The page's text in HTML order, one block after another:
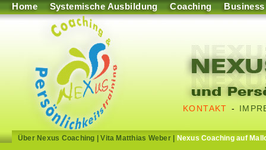
Home Systemische Ausbildung Coaching Business
KONTAKT -
Über Nexus Coaching |Vita Matthias Weber| Nexus Coaching auf